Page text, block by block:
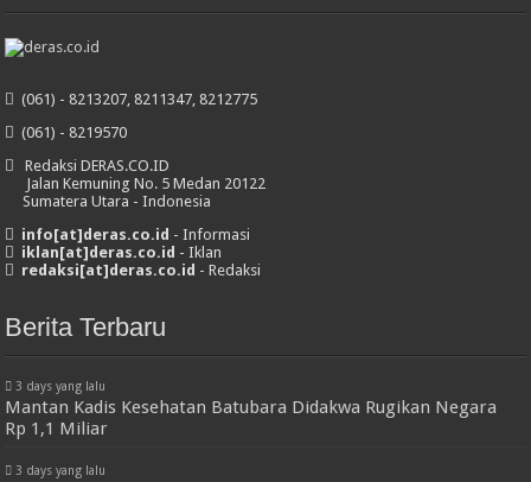
(061) - 8213207, 8211347, 8212775
(061) - 8219570
Redaksi DERAS.CO.ID
Jalan Kemuning No. 5 Medan 20122
Sumatera Utara - Indonesia
info[at]deras.co.id - Informasi
iklan[at]deras.co.id - Iklan
redaksi[at]deras.co.id - Redaksi
Berita Terbaru
3 days yang lalu
Mantan Kadis Kesehatan Batubara Didakwa Rugikan Negara
Rp 1,1 Miliar
3 days yang lalu